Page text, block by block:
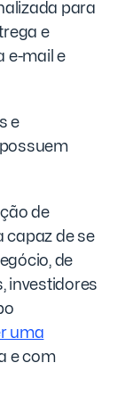
para
e
e-mail e
e
de
capaz de se
de
investidores
uma
e com